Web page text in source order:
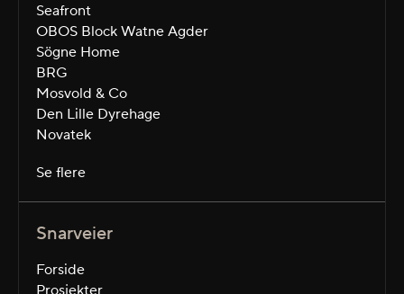
Seafront
OBOS Block Watne Agder
Sögne Home
BRG
Mosvold & Co
Den Lille Dyrehage
Novatek
Se flere
Snarveier
Forside